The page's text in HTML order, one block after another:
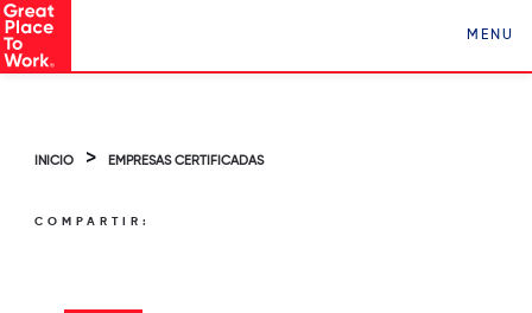
Conocé a Los Mejores Lugares para Trabajar en
MENU
INICIO > EMPRESAS CERTIFICADAS
COMPARTIR: